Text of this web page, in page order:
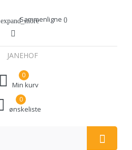
expand_moreSammenligne ()
0
Min kurv
ønskeliste
0